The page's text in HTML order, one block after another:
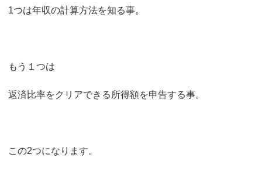
1つは年収の計算方法を知る事。
もう１つは
返済比率をクリアできる所得額を申告する事。
この2つになります。